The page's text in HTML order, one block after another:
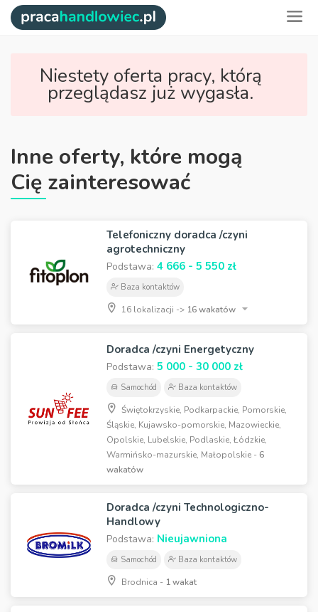
Niestety oferta pracy, którą
przeglądasz już wygasła.
Inne oferty, które mogą
Cię zainteresować
Telefoniczny doradca /czyni
agrotechniczny
Podstawa: 4 666 - 5 550 zł
Baza kontaktów
16 lokalizacji -> 16 wakatów
Doradca /czyni Energetyczny
Podstawa: 5 000 - 30 000 zł
Samochód Baza kontaktów
Świętokrzyskie, Podkarpackie, Pomorskie,
Śląskie, Kujawsko-pomorskie, Mazowieckie,
Opolskie, Lubelskie, Podlaskie, Łódzkie,
Warmińsko-mazurskie, Małopolskie - 6
wakatów
Doradca /czyni Technologiczno-
Handlowy
Podstawa: Nieujawniona
Samochód Baza kontaktów
Brodnica - 1 wakat